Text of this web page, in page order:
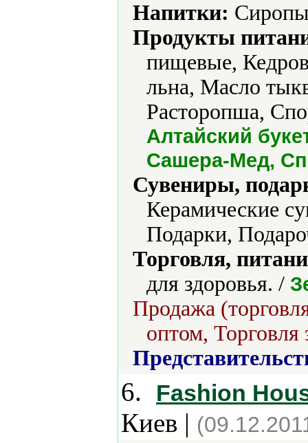
Напитки:
Продукты
пищевые,
льна, Масло
Расторопша,
Алтайский
Сашера-Мед,
Сувениры,
Керамические
Подарки,
Торговля,
для здоровья. /
Продажа
оптом, Торговля
6. Fashion
Киев |